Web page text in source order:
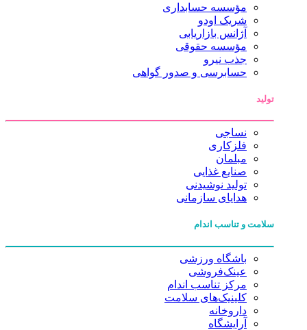
مؤسسه حسابداری
شریک اودو
آژانس بازاریابی
مؤسسه حقوقی
جذب نیرو
حسابرسی و صدور گواهی
تولید
نساجی
فلزکاری
مبلمان
صنایع غذایی
تولید نوشیدنی
هدایای سازمانی
سلامت و تناسب اندام
باشگاه ورزشی
عینک‌فروشی
مرکز تناسب اندام
کلینیک‌های سلامت
داروخانه
آرایشگاه